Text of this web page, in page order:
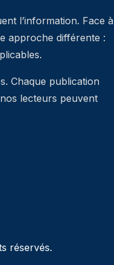
l’information. Face à
approche différente :
Chaque publication
lecteurs peuvent
réservés.